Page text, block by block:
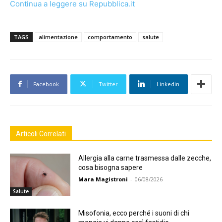
Continua a leggere su Repubblica.it
TAGS alimentazione comportamento salute
Facebook Twitter Linkedin
Articoli Correlati
Salute
Allergia alla carne trasmessa dalle zecche,
cosa bisogna sapere
Mara Magistroni - 06/08/2026
Misofonia, ecco perché i suoni di chi